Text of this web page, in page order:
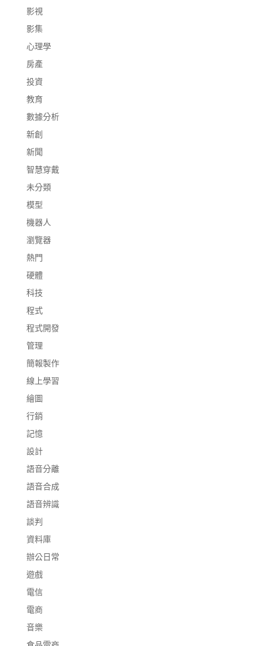
影視
影集
心理學
房產
投資
教育
數據分析
新創
新聞
智慧穿戴
未分類
模型
機器人
瀏覽器
熱門
硬體
科技
程式
程式開發
管理
簡報製作
線上學習
繪圖
行銷
記憶
設計
語音分離
語音合成
語音辨識
談判
資料庫
辦公日常
遊戲
電信
電商
音樂